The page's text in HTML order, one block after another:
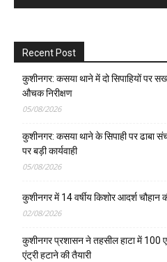
Recent Post
कुशीनगर: कसया थाने में दो सिपाहियों पर
औचक निरीक्षण
05/08/2026
कुशीनगर: कसया थाने के सिपाही पर ढाबा
पर बड़ी कार्यवाही
05/08/2026
कुशीनगर में 14 वर्षीय किशोर आदर्श चौहान
02/08/2026
कुशीनगर प्रशासन ने तहसील हाटा में 100
एंट्री हटाने की तैयारी